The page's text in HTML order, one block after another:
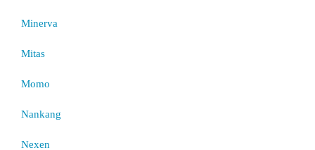
Minerva
Mitas
Momo
Nankang
Nexen